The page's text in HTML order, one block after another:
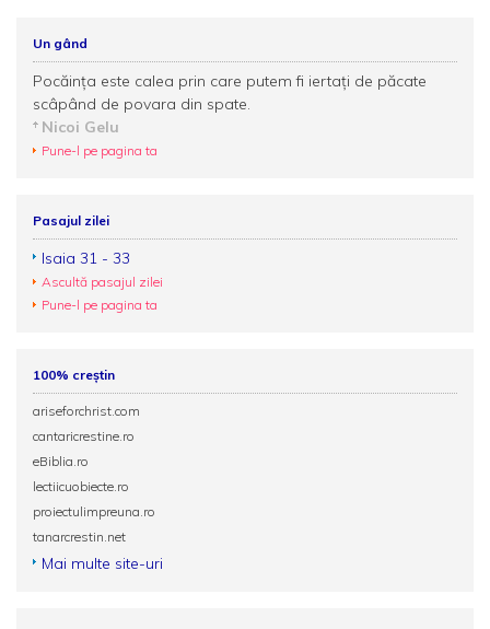
Un gând
Pocăinţa este calea prin care putem fi iertaţi de păcate
scâpând de povara din spate.
Nicoi Gelu
Pune-l pe pagina ta
Pasajul zilei
Isaia 31 - 33
Ascultă pasajul zilei
Pune-l pe pagina ta
100% creștin
ariseforchrist.com
cantaricrestine.ro
eBiblia.ro
lectiicuobiecte.ro
proiectulimpreuna.ro
tanarcrestin.net
Mai multe site-uri